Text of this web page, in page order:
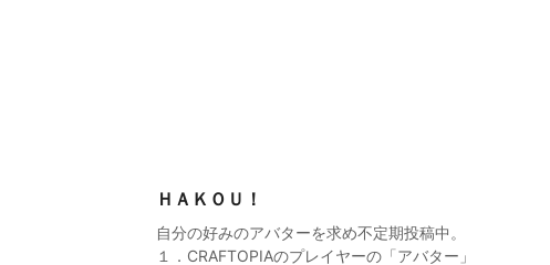
ＨＡＫＯＵ！
自分の好みのアバターを求め不定期投稿中。
１．CRAFTOPIAのプレイヤーの「アバター」